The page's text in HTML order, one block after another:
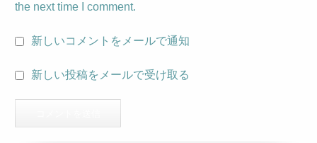
the next time I comment.
新しいコメントをメールで通知
新しい投稿をメールで受け取る